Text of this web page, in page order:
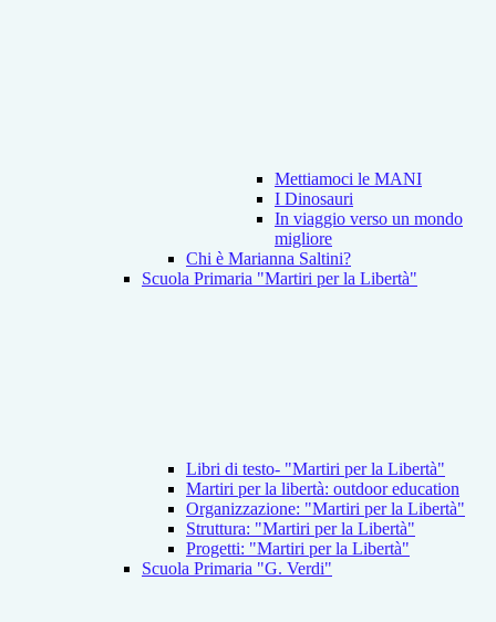
Mettiamoci le MANI
I Dinosauri
In viaggio verso un mondo
migliore
Chi è Marianna Saltini?
Scuola Primaria "Martiri per la Libertà"
Libri di testo- "Martiri per la Libertà"
Martiri per la libertà: outdoor education
Organizzazione: "Martiri per la Libertà"
Struttura: "Martiri per la Libertà"
Progetti: "Martiri per la Libertà"
Scuola Primaria "G. Verdi"